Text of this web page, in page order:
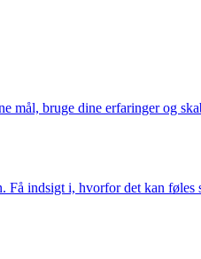
mål, bruge dine erfaringer og
indsigt i, hvorfor det kan